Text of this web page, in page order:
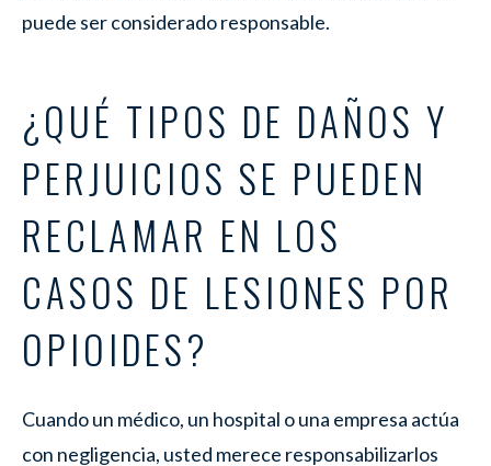
puede ser considerado responsable.
¿QUÉ TIPOS DE DAÑOS Y
PERJUICIOS SE PUEDEN
RECLAMAR EN LOS
CASOS DE LESIONES POR
OPIOIDES?
Cuando un médico, un hospital o una empresa actúa
con negligencia, usted merece responsabilizarlos